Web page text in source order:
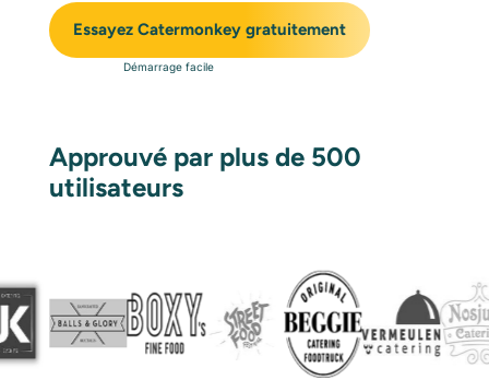
Essayez Catermonkey gratuitement
Démarrage facile
Approuvé par plus de 500
utilisateurs